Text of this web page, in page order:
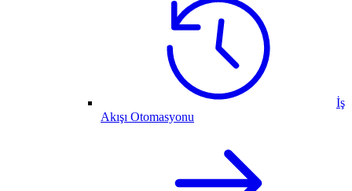
İş
Akışı Otomasyonu